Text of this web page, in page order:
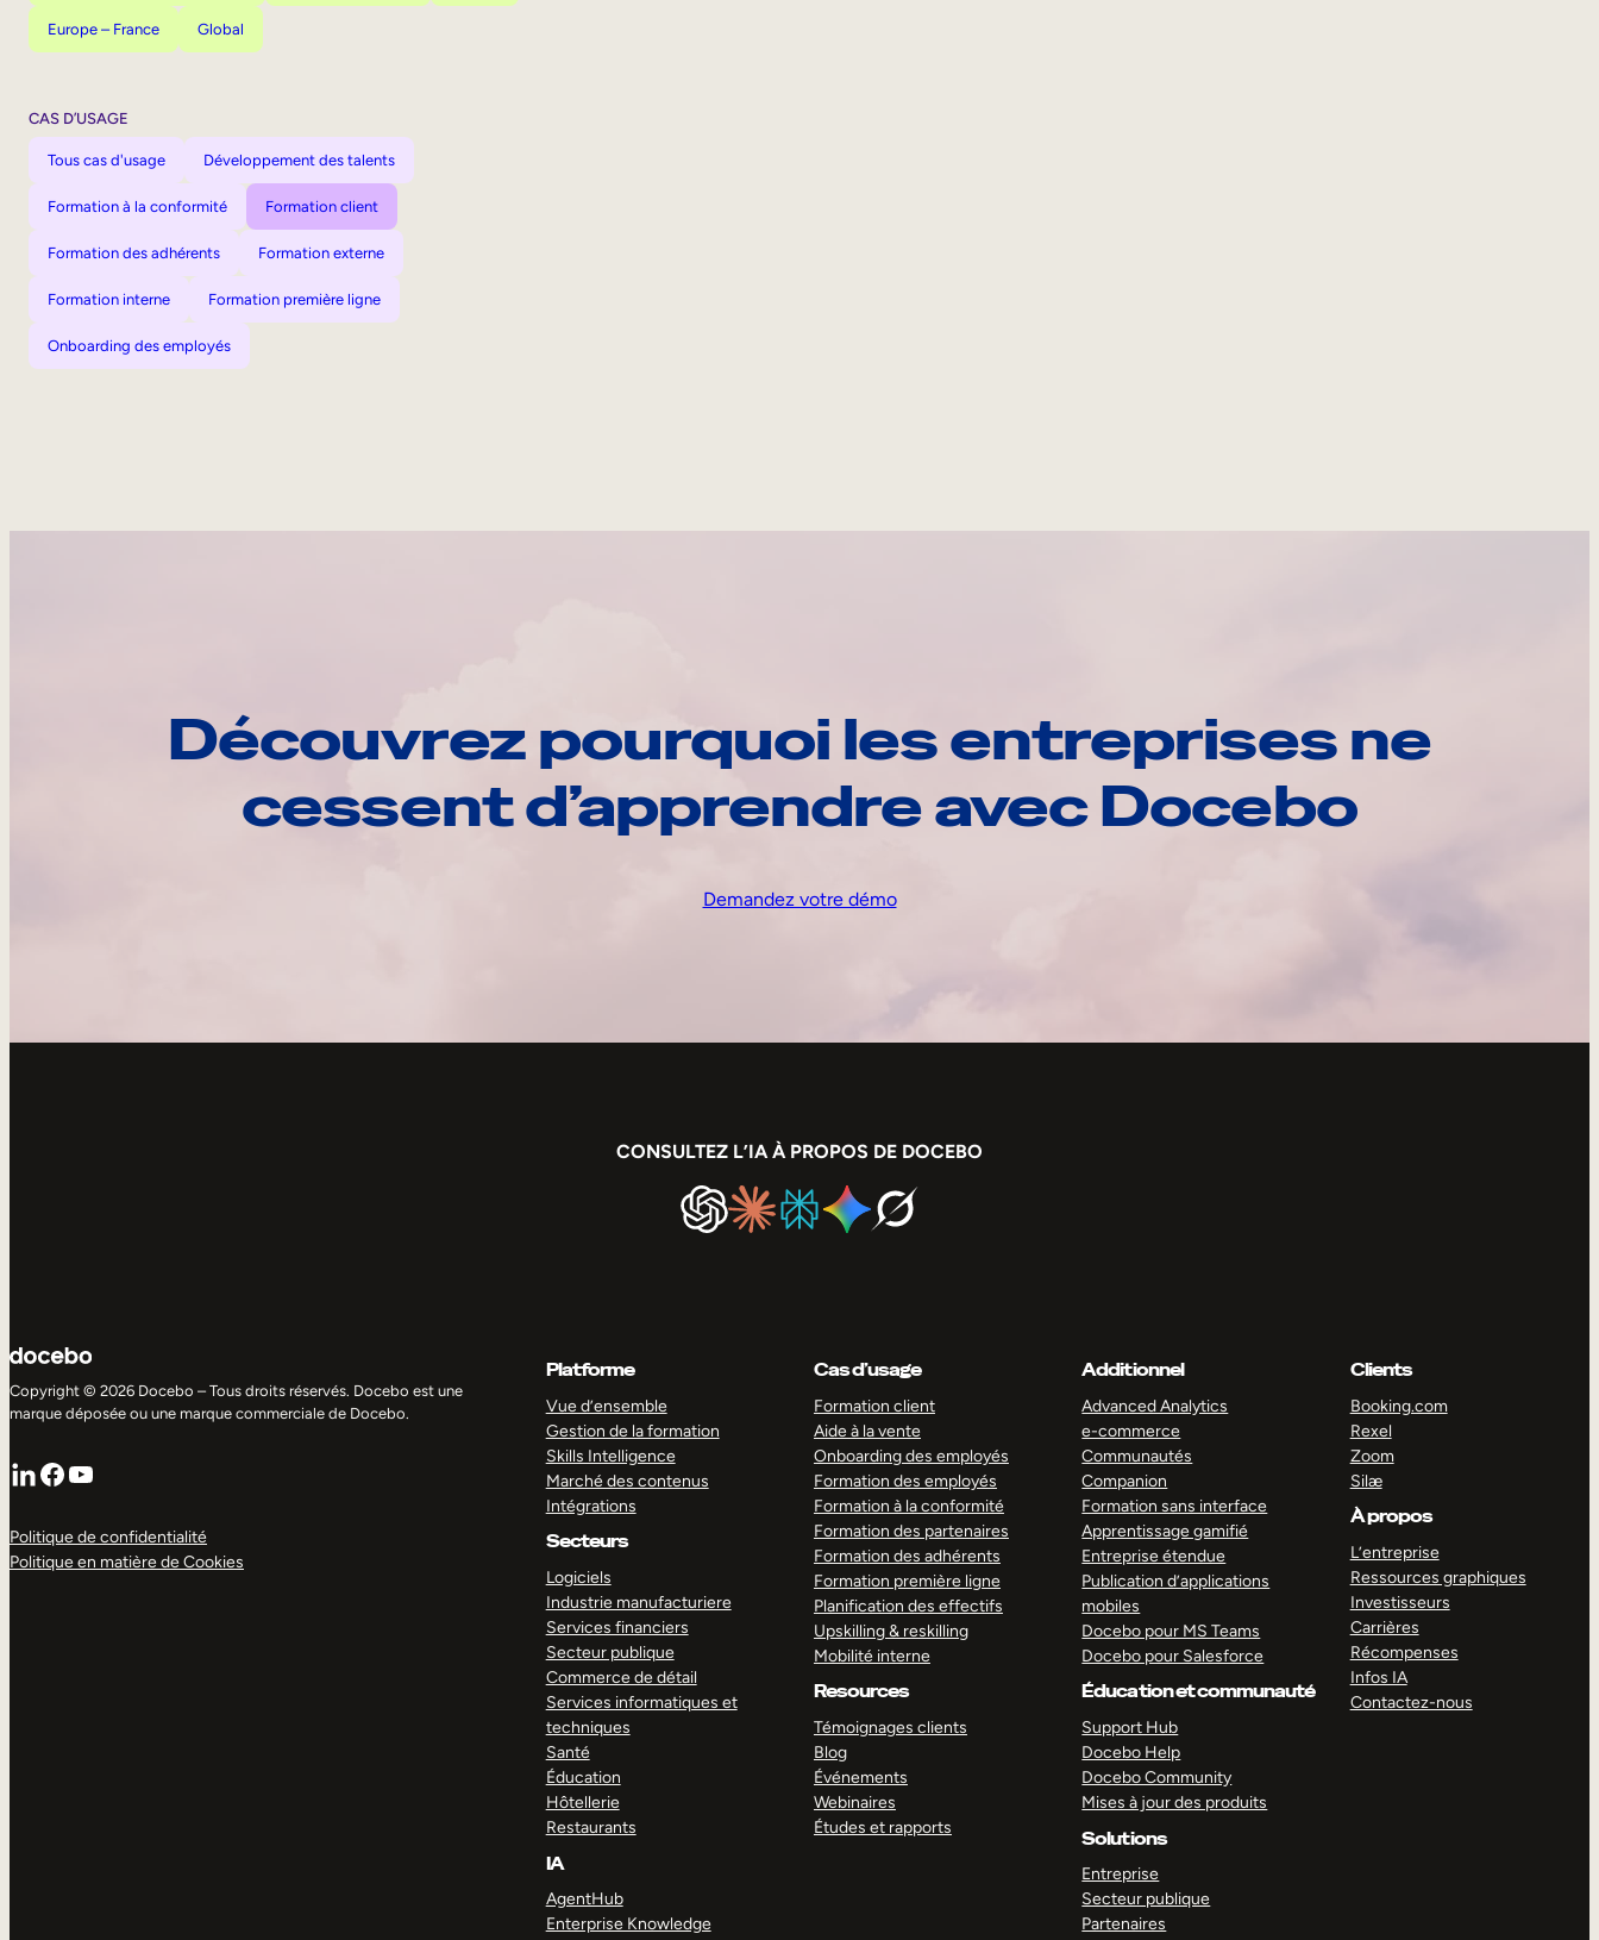
Europe – France Global
CAS D’USAGE
Tous cas d'usage Développement des talents
Formation à la conformité Formation client
Formation des adhérents Formation externe
Formation interne Formation première ligne
Onboarding des employés
Découvrez pourquoi les entreprises ne
cessent d’apprendre avec Docebo
Demandez votre démo
CONSULTEZ L’IA À PROPOS DE DOCEBO
Copyright © 2026 Docebo – Tous droits réservés. Docebo est une
marque déposée ou une marque commerciale de Docebo.
LinkedIn
Facebook
YouTube
Politique de confidentialité
Politique en matière de Cookies
Platforme
Vue d’ensemble
Gestion de la formation
Skills Intelligence
Marché des contenus
Intégrations
Secteurs
Logiciels
Industrie manufacturiere
Services financiers
Secteur publique
Commerce de détail
Services informatiques et
techniques
Santé
Éducation
Hôtellerie
Restaurants
IA
AgentHub
Enterprise Knowledge
Cas d’usage
Formation client
Aide à la vente
Onboarding des employés
Formation des employés
Formation à la conformité
Formation des partenaires
Formation des adhérents
Formation première ligne
Planification des effectifs
Upskilling & reskilling
Mobilité interne
Resources
Témoignages clients
Blog
Événements
Webinaires
Études et rapports
Additionnel
Advanced Analytics
e-commerce
Communautés
Companion
Formation sans interface
Apprentissage gamifié
Entreprise étendue
Publication d’applications
mobiles
Docebo pour MS Teams
Docebo pour Salesforce
Éducation et communauté
Support Hub
Docebo Help
Docebo Community
Mises à jour des produits
Solutions
Entreprise
Secteur publique
Partenaires
Clients
Booking.com
Rexel
Zoom
Silæ
À propos
L’entreprise
Ressources graphiques
Investisseurs
Carrières
Récompenses
Infos IA
Contactez-nous